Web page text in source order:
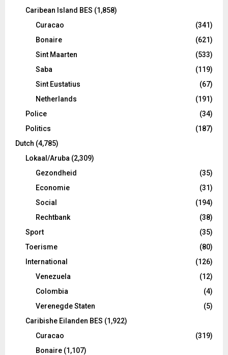
Caribean Island BES (1,858)
Curacao
(341)
Bonaire
(621)
Sint Maarten
(533)
Saba
(119)
Sint Eustatius
(67)
Netherlands
(191)
Police
(34)
Politics
(187)
Dutch (4,785)
Lokaal/Aruba (2,309)
Gezondheid
(35)
Economie
(31)
Social
(194)
Rechtbank
(38)
Sport
(35)
Toerisme
(80)
International
(126)
Venezuela
(12)
Colombia
(4)
Verenegde Staten
(5)
Caribishe Eilanden BES (1,922)
Curacao
(319)
Bonaire (1,107)